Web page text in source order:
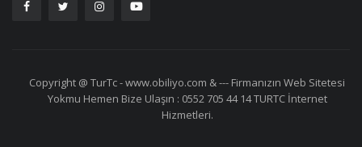
Copyright @ TurTc - www.obiliyo.com & --- Firmanızın Web Sitetesi
Yokmu Hemen Bize Ulaşın : 0552 705 44 14 TURTC İnternet
Hizmetleri.